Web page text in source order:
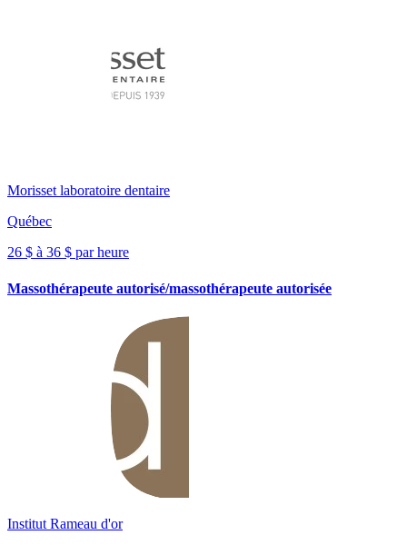
Morisset laboratoire dentaire
Québec
26 $ à 36 $ par heure
Massothérapeute autorisé/massothérapeute autorisée
Institut Rameau d'or